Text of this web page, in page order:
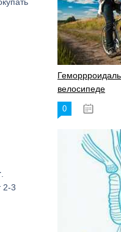
2-3
велосипеде
0